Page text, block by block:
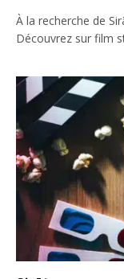
À la recherche de
Découvrez sur film